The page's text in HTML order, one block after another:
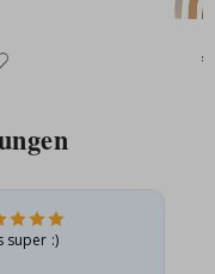
super :)